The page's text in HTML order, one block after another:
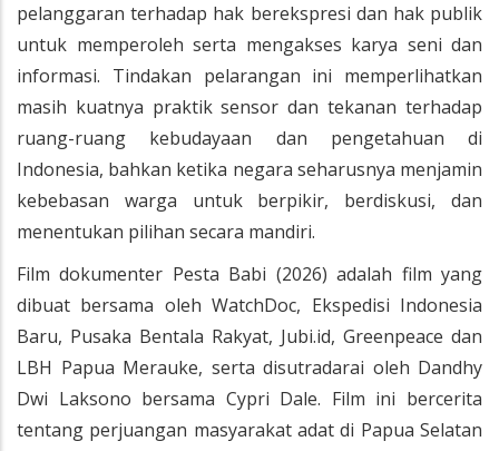
pelanggaran terhadap hak berekspresi dan hak publik
untuk memperoleh serta mengakses karya seni dan
informasi. Tindakan pelarangan ini memperlihatkan
masih kuatnya praktik sensor dan tekanan terhadap
ruang-ruang kebudayaan dan pengetahuan di
Indonesia, bahkan ketika negara seharusnya menjamin
kebebasan warga untuk berpikir, berdiskusi, dan
menentukan pilihan secara mandiri.
Film dokumenter Pesta Babi (2026) adalah film yang
dibuat bersama oleh WatchDoc, Ekspedisi Indonesia
Baru, Pusaka Bentala Rakyat, Jubi.id, Greenpeace dan
LBH Papua Merauke, serta disutradarai oleh Dandhy
Dwi Laksono bersama Cypri Dale. Film ini bercerita
tentang perjuangan masyarakat adat di Papua Selatan